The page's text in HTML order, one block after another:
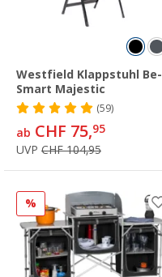
Westfield Klappstuhl Be-
Smart Majestic
(59)
ab CHF 75,95
UVP CHF 104,95
%